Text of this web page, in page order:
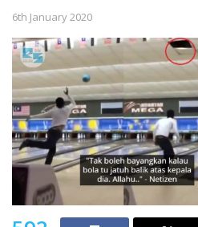
6th January 2020